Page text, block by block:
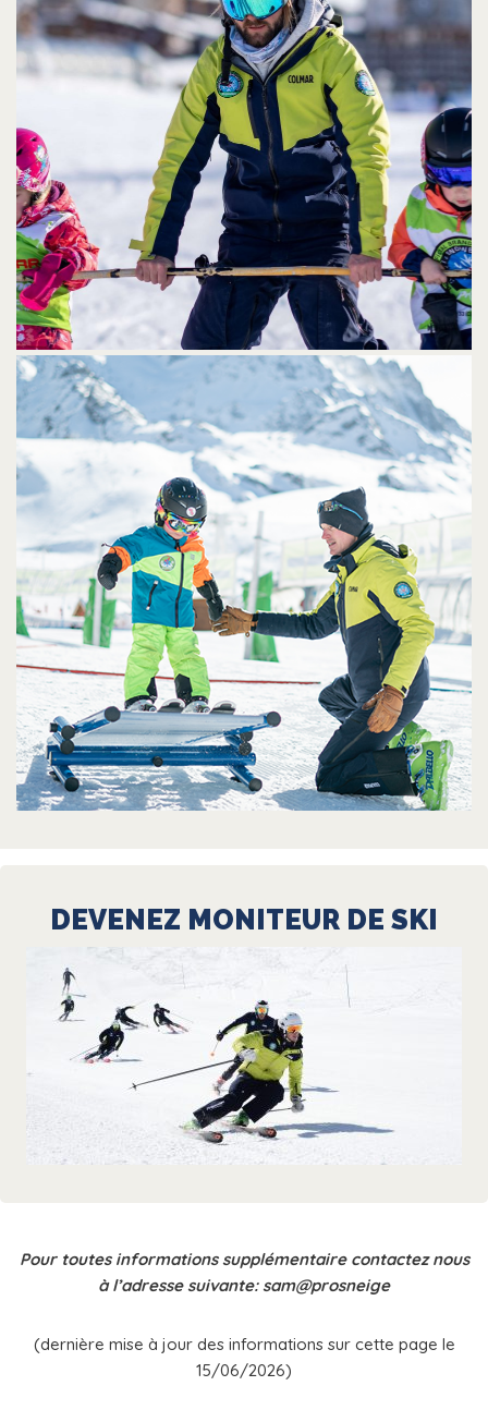
DEVENEZ MONITEUR DE SKI
Pour toutes informations supplémentaire contactez nous
à l’adresse suivante: sam@prosneige
(dernière mise à jour des informations sur cette page le
15/06/2026)